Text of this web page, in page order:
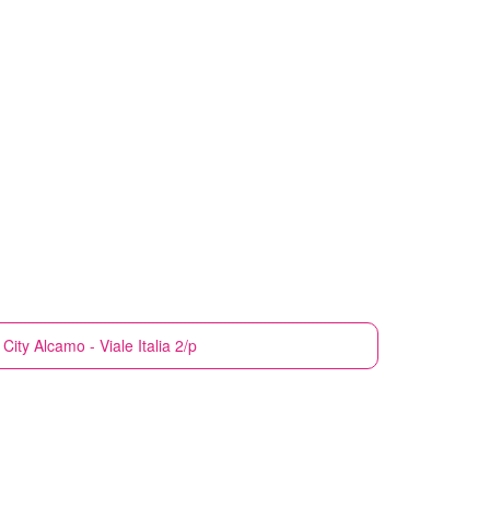
Alcamo - Viale Italia 2/p